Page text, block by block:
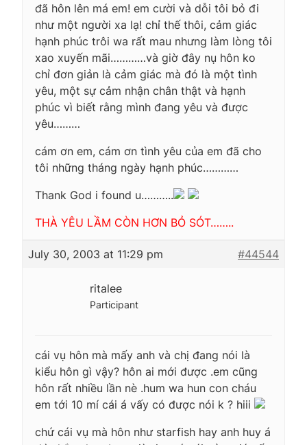
đã hôn lên má em! em cười và dỗi tôi bỏ đi
như một người xa lạ! chỉ thế thôi, cảm giác
hạnh phúc trôi wa rất mau nhưng làm lòng tôi
xao xuyến mãi…………và giờ đây nụ hôn ko
chỉ đơn giản là cảm giác mà đó là một tình
yêu, một sự cảm nhận chân thật và hạnh
phúc vì biết rằng mình đang yêu và được
yêu………
cám ơn em, cám ơn tình yêu của em đã cho
tôi những tháng ngày hạnh phúc…………
Thank God i found u………..
THÀ YÊU LẦM CÒN HƠN BỎ SÓT……..
July 30, 2003 at 11:29 pm #44544
ritalee
Participant
cái vụ hôn mà mấy anh và chị đang nói là
kiểu hôn gì vậy? hôn ai mới được .em cũng
hôn rất nhiều lần nè .hum wa hun con cháu
em tới 10 mí cái á vấy có được nói k ? hiii
chứ cái vụ mà hôn như starfish hay anh huy á